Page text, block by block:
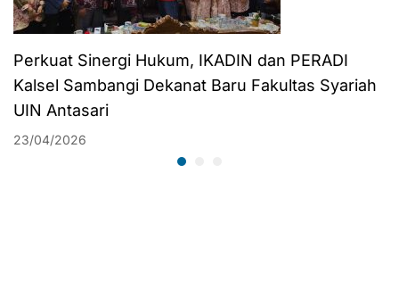
Perkuat Sinergi Hukum, IKADIN dan PERADI
Kalsel Sambangi Dekanat Baru Fakultas Syariah
UIN Antasari
23/04/2026